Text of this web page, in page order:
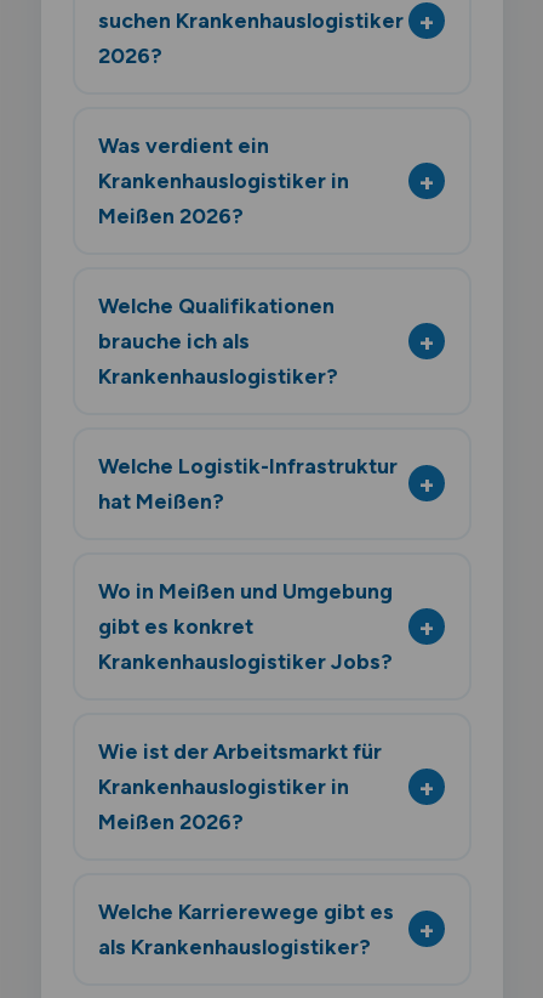
suchen Krankenhauslogistiker
2026?
Was verdient ein
Krankenhauslogistiker in
Meißen 2026?
Welche Qualifikationen
brauche ich als
Krankenhauslogistiker?
Welche Logistik-Infrastruktur
hat Meißen?
Wo in Meißen und Umgebung
gibt es konkret
Krankenhauslogistiker Jobs?
Wie ist der Arbeitsmarkt für
Krankenhauslogistiker in
Meißen 2026?
Welche Karrierewege gibt es
als Krankenhauslogistiker?